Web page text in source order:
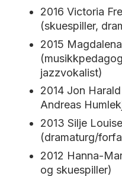
2016 Victoria
(skuespiller,
2015
jazzvokalist)
2014 Jon
Andreas
2013 Silje
(dramaturg/
2012 Hanna-
og skuespiller)